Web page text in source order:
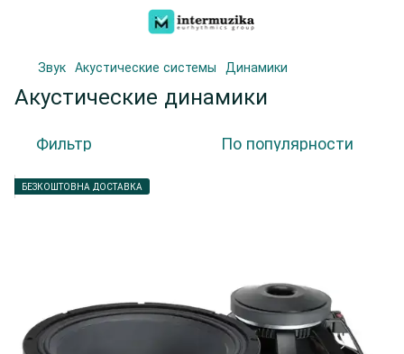
Звук Акустические системы Динамики
Акустические динамики
Фильтр По популярности
БЕЗКОШТОВНА ДОСТАВКА